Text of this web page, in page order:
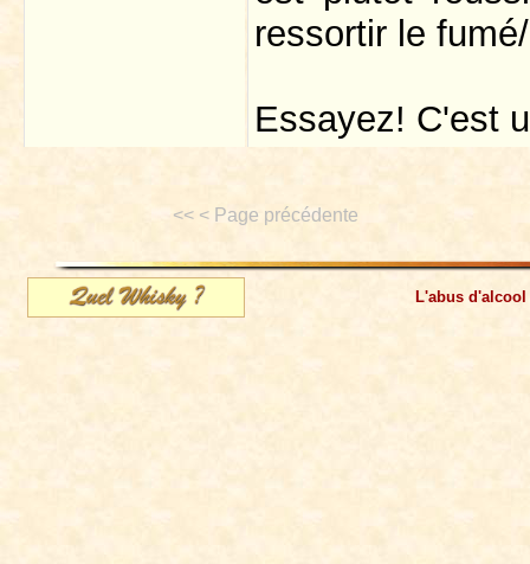
ressortir le
Essayez! C'est
<< < Page précédente
L'abus